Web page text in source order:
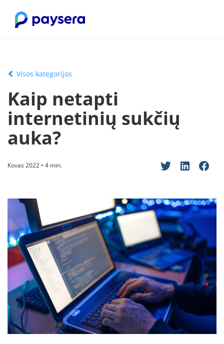
Visos kategorijos
Kaip netapti
internetinių sukčių
auka?
Kovas 2022 • 4 min.